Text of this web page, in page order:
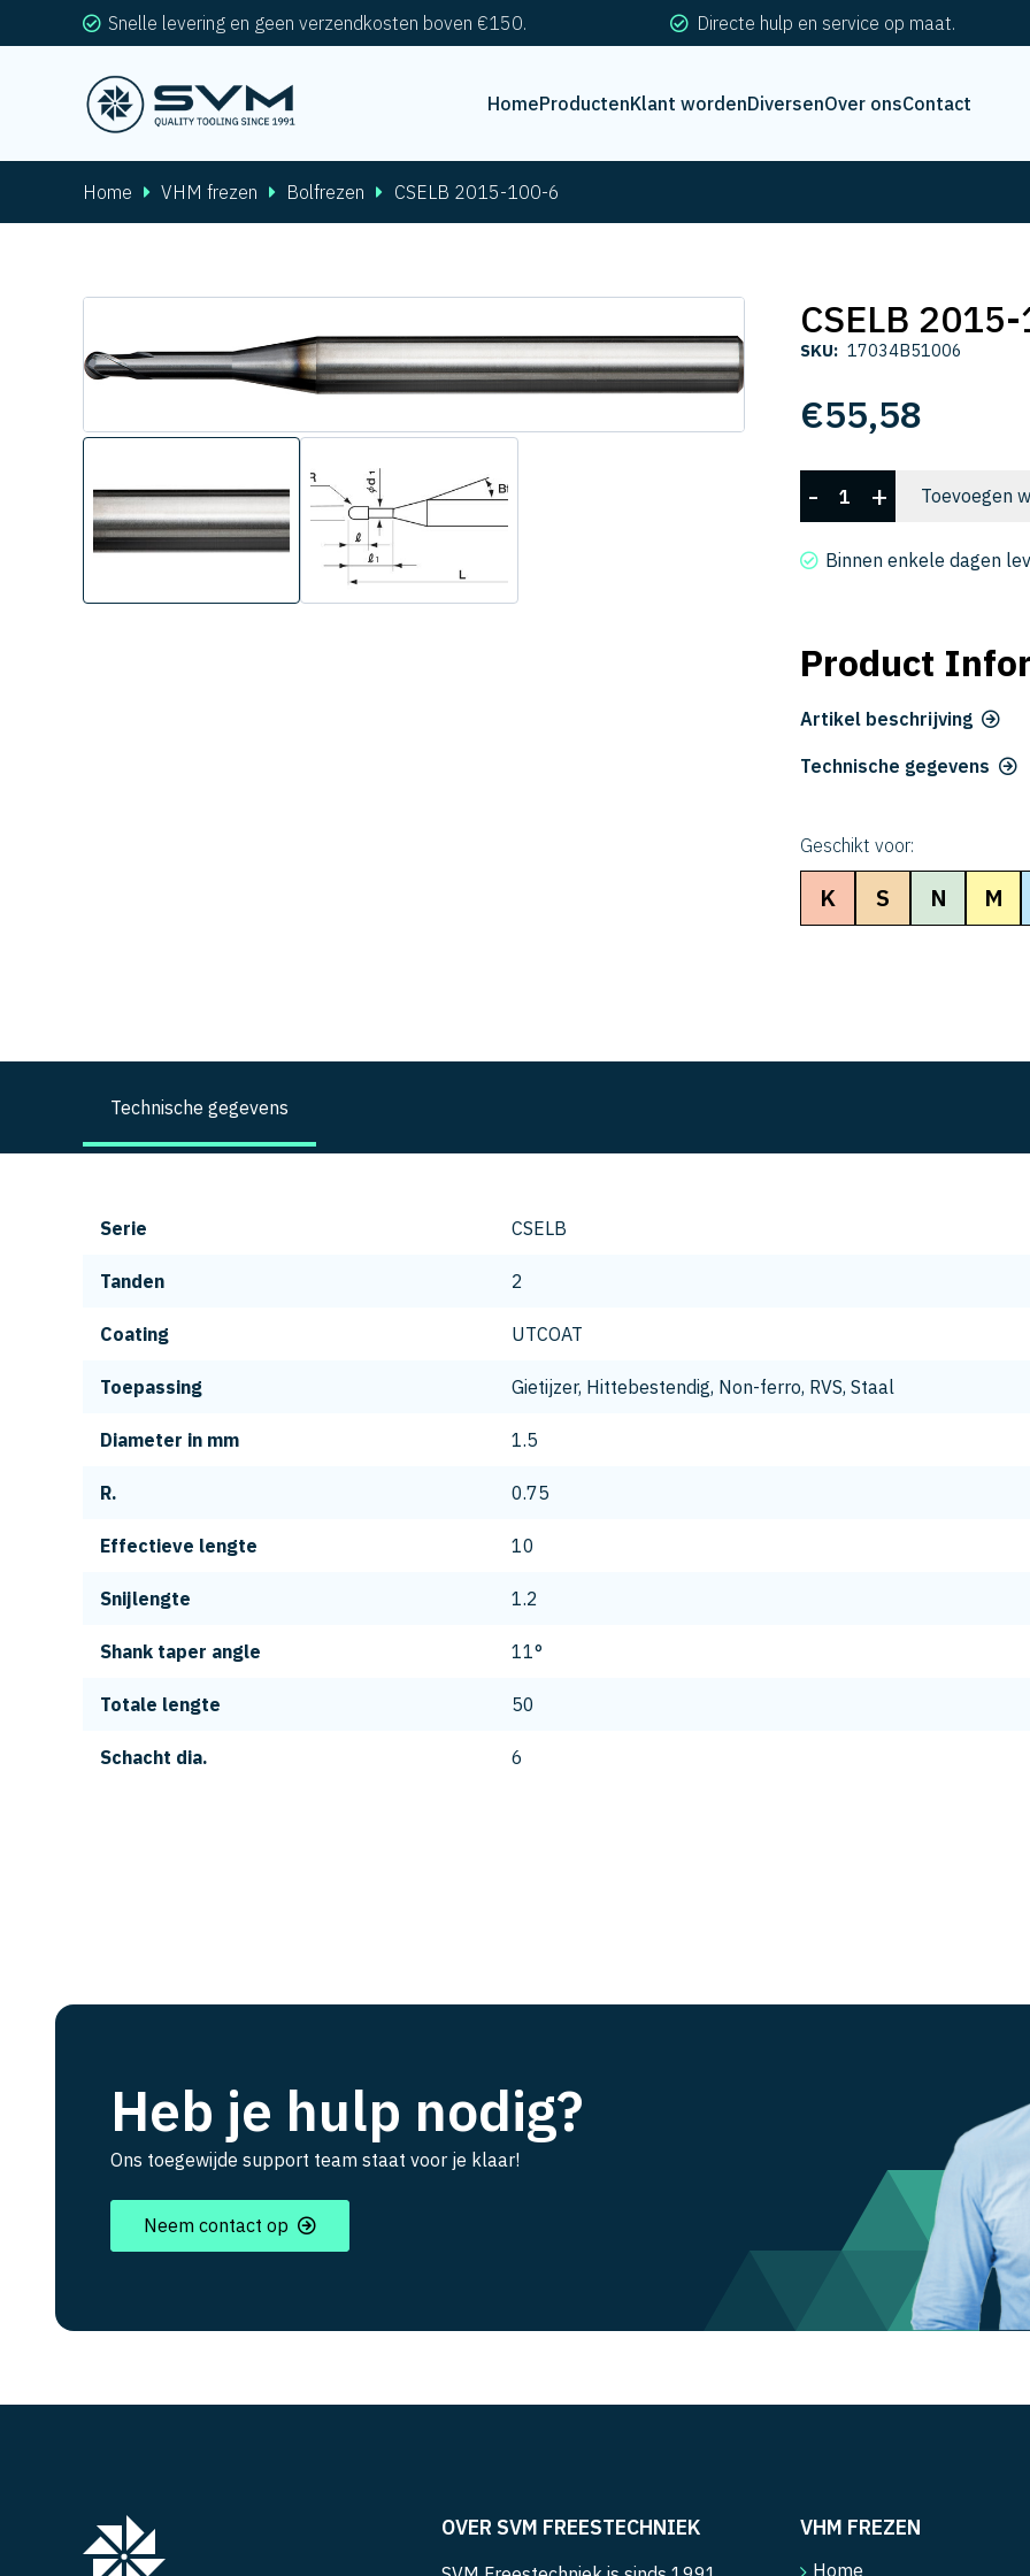
Snelle levering en geen verzendkosten boven €150. Directe hulp en service op maat.
HomeProductenKlant wordenDiversenOver onsContact
Home VHM frezen Bolfrezen CSELB 2015-100-6
CSELB
SKU: 17034B51006
€55,58
CSELB
2015-
100-
- + Toevoegen
Binnen enkele dagen
Product
Artikel beschrijving
Technische gegevens
Geschikt voor:
K S N M
Technische gegevens
Serie CSELB
Tanden 2
Coating UTCOAT
Toepassing Gietijzer, Hittebestendig, Non-ferro, RVS, Staal
Diameter in mm 1.5
R. 0.75
Effectieve lengte 10
Snijlengte 1.2
Shank taper angle 11°
Totale lengte 50
Schacht dia. 6
Heb je hulp nodig?
Ons toegewijde support team staat voor je klaar!
Neem contact op
OVER SVM FREESTECHNIEK VHM FREZEN
Home